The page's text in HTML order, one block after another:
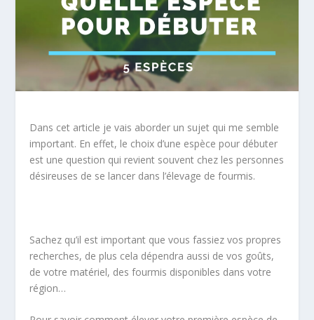
Dans cet article je vais aborder un sujet qui me semble
important. En effet, le choix d’une espèce pour débuter
est une question qui revient souvent chez les personnes
désireuses de se lancer dans l’élevage de fourmis.
Sachez qu’il est important que vous fassiez vos propres
recherches, de plus cela dépendra aussi de vos goûts,
de votre matériel, des fourmis disponibles dans votre
région…